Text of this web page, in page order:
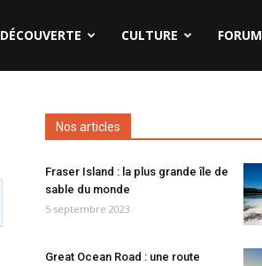
DÉCOUVERTE CULTURE FORUM
Nos articles
Fraser Island : la plus grande île de
sable du monde
5 septembre 2023
Great Ocean Road : une route